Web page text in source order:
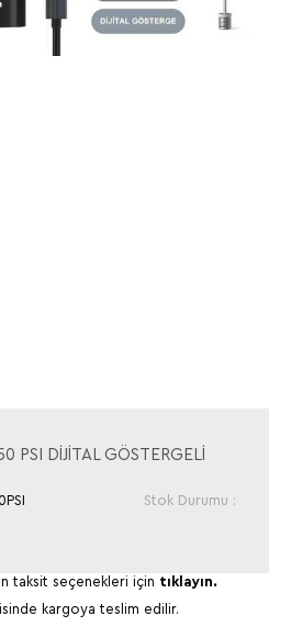
PSI DIJITAL GÖSTERGELI
Stok Durumu :
taksit seçenekleri için tıklayın.
kargoya teslim edilir.